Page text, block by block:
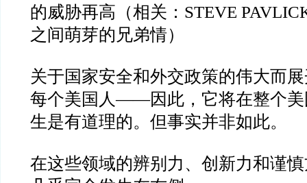
的威胁再高（相关： STEVE
之间萌芽的兄弟情）
关于国家安全和外交政策的伟大而
每个美国人——因此，它将在整个
生是有道理的。但事实并非如此。
在这些领域的辨别力、创新力和谨